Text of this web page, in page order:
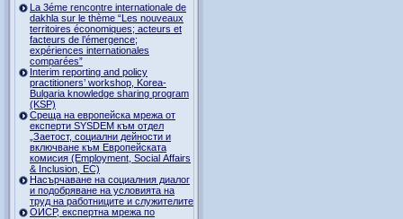
La 3éme rencontre internationale de
dakhla sur le thème “Les nouveaux
territoires économiques; acteurs et
facteurs de l’émergence;
expériences internationales
comparées”
Interim reporting and policy
practitioners’ workshop, Korea-
Bulgaria knowledge sharing program
(KSP)
Среща на европейска мрежа от
експерти SYSDEM към отдел
„Заетост, социални дейности и
включване към Европейската
комисия (Employment, Social Affairs
& Inclusion, ЕС)
Насърчаване на социалния диалог
и подобряване на условията на
труд на работниците и служителите
ОИСР, експертна мрежа по